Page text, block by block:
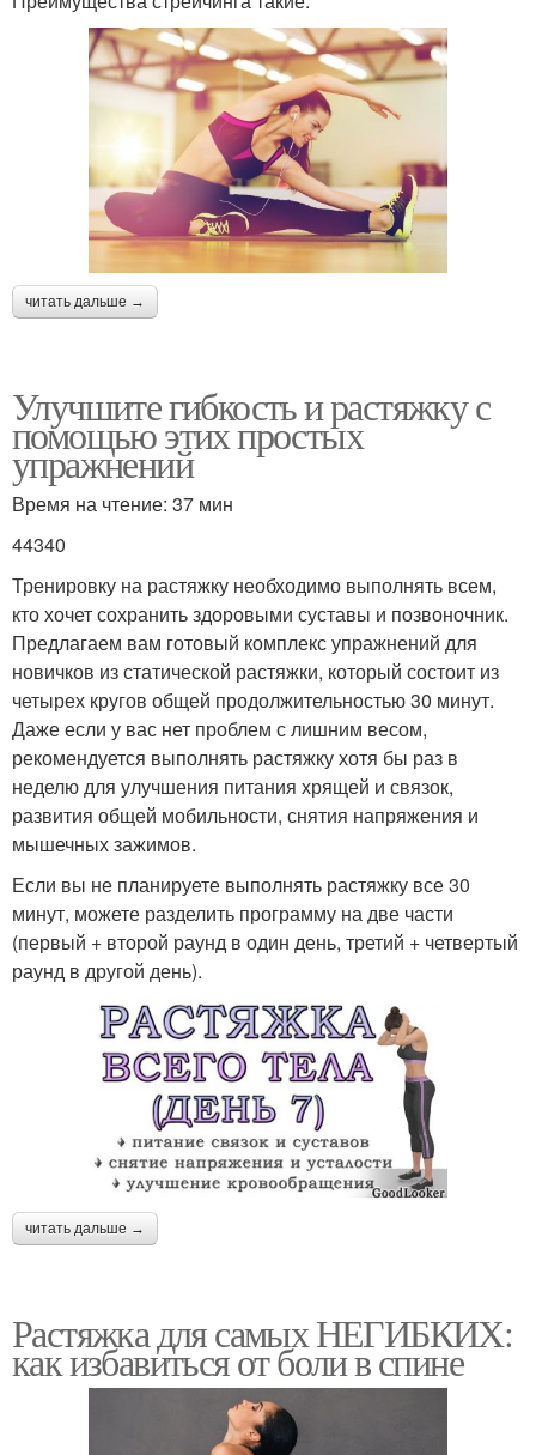
читать дальше →
Улучшите гибкость и растяжку с
помощью этих простых
упражнений
Время на чтение: 37 мин
44340
Тренировку на растяжку необходимо выполнять всем,
кто хочет сохранить здоровыми суставы и позвоночник.
Предлагаем вам готовый комплекс упражнений для
новичков из статической растяжки, который состоит из
четырех кругов общей продолжительностью 30 минут.
Даже если у вас нет проблем с лишним весом,
рекомендуется выполнять растяжку хотя бы раз в
неделю для улучшения питания хрящей и связок,
развития общей мобильности, снятия напряжения и
мышечных зажимов.
Если вы не планируете выполнять растяжку все 30
минут, можете разделить программу на две части
(первый + второй раунд в один день, третий + четвертый
раунд в другой день).
читать дальше →
Растяжка для самых НЕГИБКИХ:
как избавиться от боли в спине